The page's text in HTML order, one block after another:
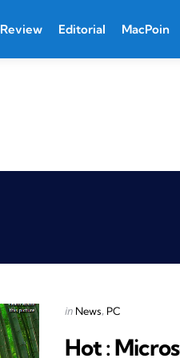
Review Editorial MacPoin
Categories
Posted
in News PC
Hot :